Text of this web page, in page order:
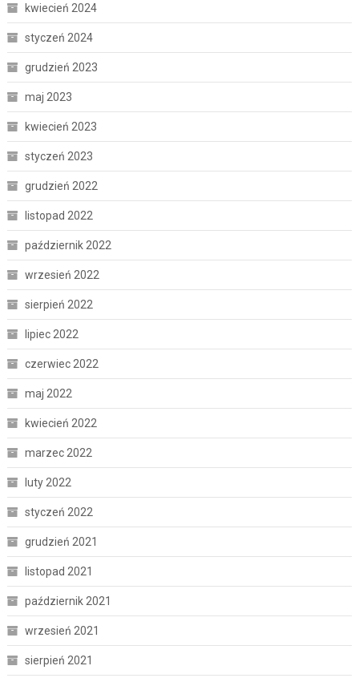
kwiecień 2024
styczeń 2024
grudzień 2023
maj 2023
kwiecień 2023
styczeń 2023
grudzień 2022
listopad 2022
październik 2022
wrzesień 2022
sierpień 2022
lipiec 2022
czerwiec 2022
maj 2022
kwiecień 2022
marzec 2022
luty 2022
styczeń 2022
grudzień 2021
listopad 2021
październik 2021
wrzesień 2021
sierpień 2021